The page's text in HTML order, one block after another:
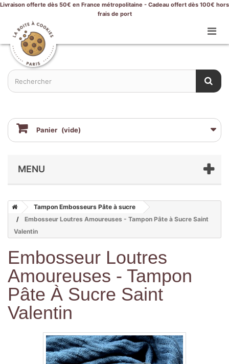
Livraison offerte dès 50€ en France métropolitaine - Cadeau offert dès 100€ hors
frais de port
Panier (vide)
MENU
Tampon Embosseurs Pâte à sucre
Embosseur Loutres Amoureuses - Tampon Pâte à Sucre Saint
Valentin
Embosseur Loutres
Amoureuses - Tampon
Pâte À Sucre Saint
Valentin